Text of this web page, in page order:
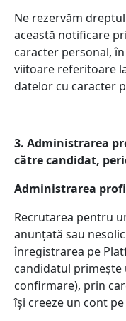
Ne rezervăm
această notificare
caracter personal,
viitoare referitoare
datelor cu caracter
3. Administrarea
către candidat,
Administrarea
Recrutarea pentru
anunțată sau
înregistrarea pe
candidatul primește
confirmare), prin
își creeze un cont